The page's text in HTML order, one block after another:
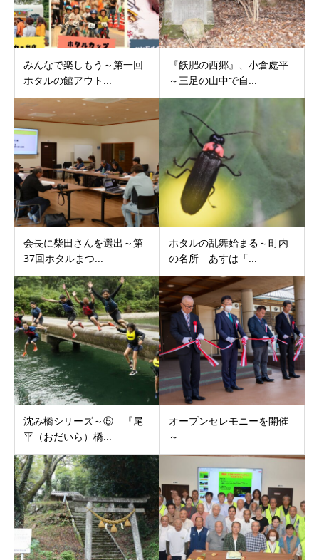
みんなで楽しもう～第一回
ホタルの館アウト...
『飫肥の西郷』、小倉處平
～三足の山中で自...
会長に柴田さんを選出～第
37回ホタルまつ...
ホタルの乱舞始まる～町内
の名所 あすは「...
沈み橋シリーズ～⑤ 『尾
平（おだいら）橋...
オープンセレモニーを開催
～